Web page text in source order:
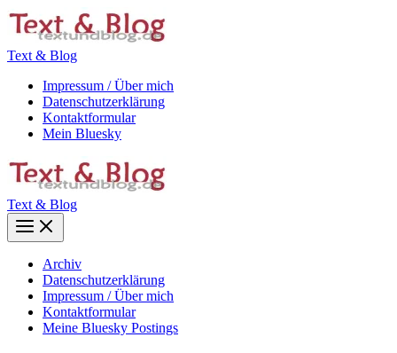
Zum
Inhalt
Text & Blog
Impressum / Über mich
Datenschutzerklärung
Kontaktformular
Mein Bluesky
Text & Blog
Main
Menu
Archiv
Datenschutzerklärung
Impressum / Über mich
Kontaktformular
Meine Bluesky Postings